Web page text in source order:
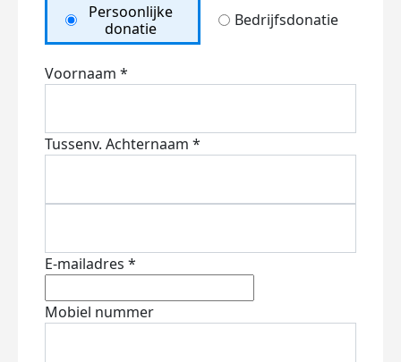
Persoonlijke
donatie
Bedrijfsdonatie
Voornaam *
Tussenv. Achternaam *
E-mailadres *
Mobiel nummer